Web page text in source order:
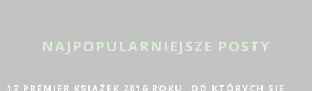
NAJPOPULARNIEJSZE POSTY
13 PREMIER KSIĄŻEK 2016 ROKU, OD KTÓRYCH SIĘ